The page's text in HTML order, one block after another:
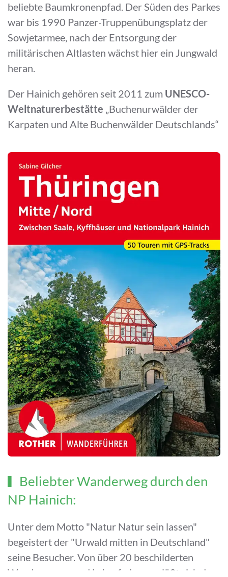
beliebte Baumkronenpfad. Der Süden des Parkes
war bis 1990 Panzer-Truppenübungsplatz der
Sowjetarmee, nach der Entsorgung der
militärischen Altlasten wächst hier ein Jungwald
heran.
Der Hainich gehören seit 2011 zum UNESCO-
Weltnaturerbestätte „Buchenurwälder der
Karpaten und Alte Buchenwälder Deutschlands“
Beliebter Wanderweg durch den
NP Hainich:
Unter dem Motto "Natur Natur sein lassen"
begeistert der "Urwald mitten in Deutschland"
seine Besucher. Von über 20 beschilderten
Wanderwegen und Lehrpfaden aus läßt sich der